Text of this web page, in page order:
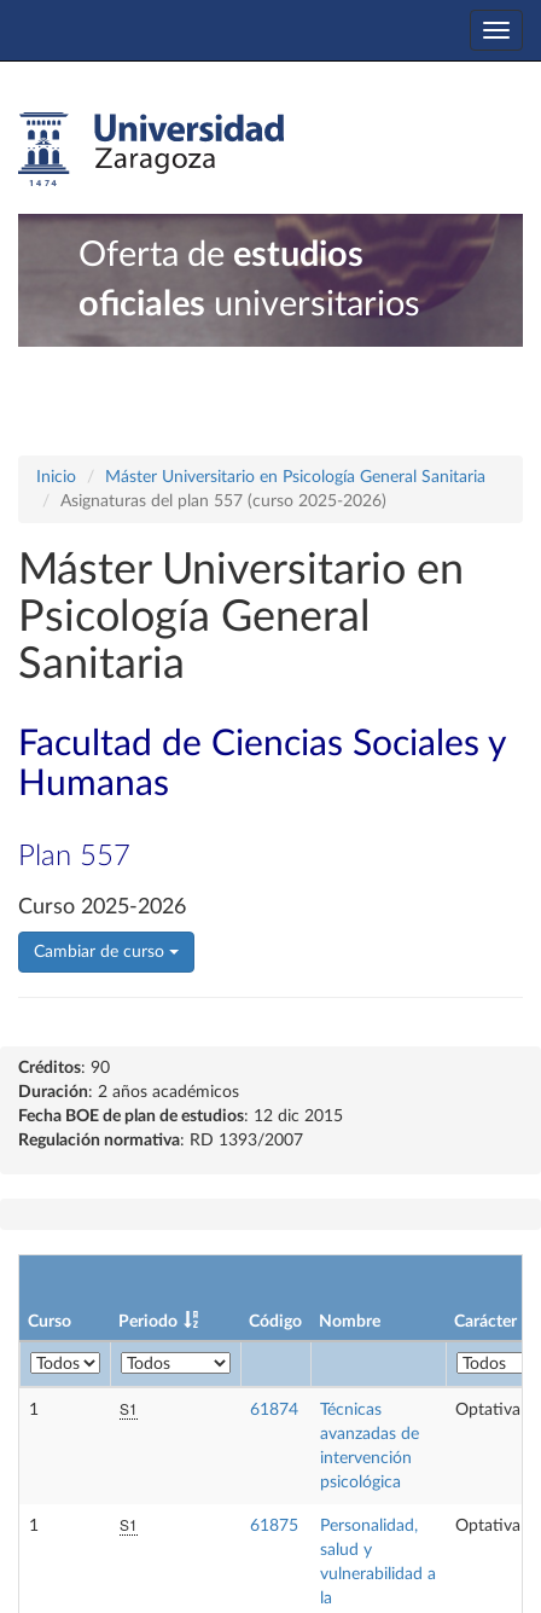
Oferta de estudios
oficiales universitarios
Inicio
Máster Universitario en Psicología General Sanitaria
Asignaturas del plan 557 (curso 2025-2026)
Máster Universitario en
Psicología General
Sanitaria
Facultad de Ciencias Sociales y
Humanas
Plan 557
Curso 2025-2026
Cambiar de curso
Créditos: 90
Duración: 2 años académicos
Fecha BOE de plan de estudios: 12 dic 2015
Regulación normativa: RD 1393/2007
Curso Periodo Código Nombre Carácter
1 S1 61874
Técnicas
avanzadas de
intervención
psicológica
Optativa
1 S1 61875
Personalidad,
salud y
vulnerabilidad a
la
Optativa